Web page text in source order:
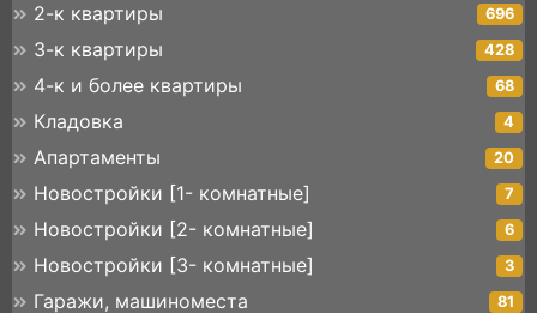
2-к квартиры 696
3-к квартиры 428
4-к и более квартиры 68
Кладовка 4
Апартаменты 20
Новостройки [1- комнатные] 7
Новостройки [2- комнатные] 6
Новостройки [3- комнатные] 3
Гаражи, машиноместа 81